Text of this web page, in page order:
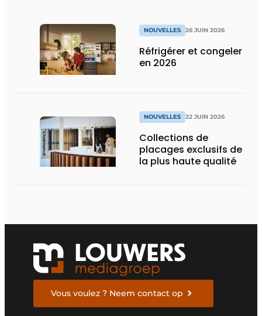
NOUVELLES 26 JUIN 2026
Réfrigérer et congeler
en 2026
NOUVELLES 22 JUIN 2026
Collections de
placages exclusifs de
la plus haute qualité
Vous voulez ? Neem contact op